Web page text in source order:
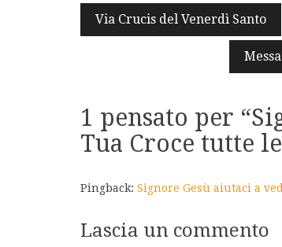
Navigazione
articoli
Via Crucis del Venerdì Santo
1 pensato per “
Tua Croce tutte
Pingback: Signore Gesù aiutaci a
Lascia un commento